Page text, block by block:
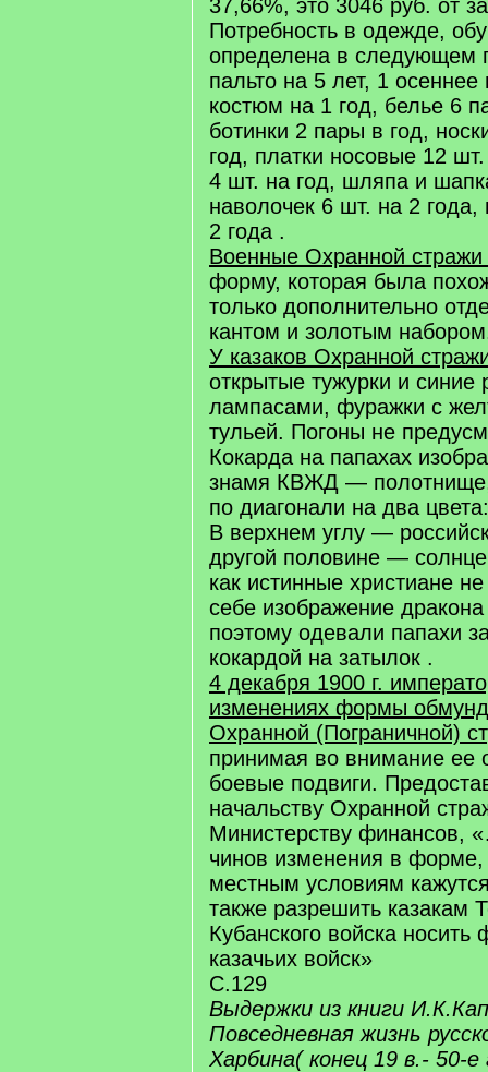
37,66%, это 3046 руб. от
Потребность в одежде,
определена в следующем
пальто на 5 лет, 1 осеннее
костюм на 1 год, белье 6
ботинки 2 пары в год,
год, платки носовые 12
4 шт. на год, шляпа и
наволочек 6 шт. на 2
2 года .
Военные Охранной
форму, которая была
только дополнительно
кантом и золотым
У казаков Охранной
открытые тужурки и
лампасами, фуражки с
тульей. Погоны не
Кокарда на папахах
знамя КВЖД — полотнище,
по диагонали на два
В верхнем углу —
другой половине —
как истинные христиане
себе изображение
поэтому одевали папахи
кокардой на затылок .
4 декабря 1900 г.
изменениях формы
Охранной (Пограничной)
принимая во внимание ее
боевые подвиги.
начальству Охранной
Министерству финансов,
чинов изменения в форме,
местным условиям
также разрешить казакам
Кубанского войска носить
казачьих войск»
С.129
Выдержки из книги
Повседневная жизнь
Харбина( конец 19 в.- 50-е